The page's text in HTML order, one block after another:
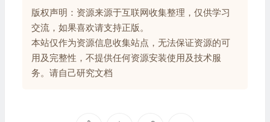
版权声明：资源来源于互联网收集整理，仅供学习
交流，如果喜欢请支持正版。
本站仅作为资源信息收集站点，无法保证资源的可
用及完整性，不提供任何资源安装使用及技术服
务。请自己研究文档